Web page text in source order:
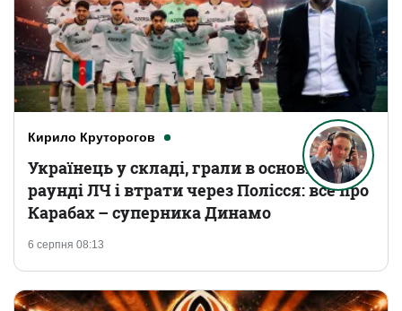
Кирило Круторогов
6 серпня 08:13
Українець у складі, грали в основному
раунді ЛЧ і втрати через Полісся: все про
Карабах – суперника Динамо